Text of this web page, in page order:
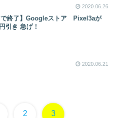
2020.06.26
で終了】Googleストア Pixel3aが
引き 急げ！
2020.06.21
2 3